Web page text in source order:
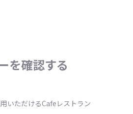
を確認する
いただけるCafeレストラン